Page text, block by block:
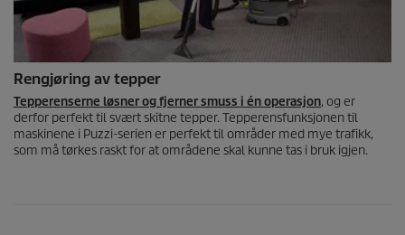
Rengjøring av tepper
Tepperenserne løsner og fjerner smuss i én operasjon, og er
derfor perfekt til svært skitne tepper. Tepperensfunksjonen til
maskinene i Puzzi-serien er perfekt til områder med mye trafikk,
som må tørkes raskt for at områdene skal kunne tas i bruk igjen.